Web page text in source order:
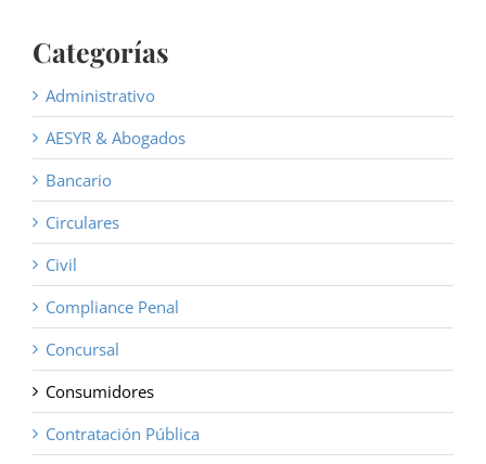
Categorías
Administrativo
AESYR & Abogados
Bancario
Circulares
Civil
Compliance Penal
Concursal
Consumidores
Contratación Pública